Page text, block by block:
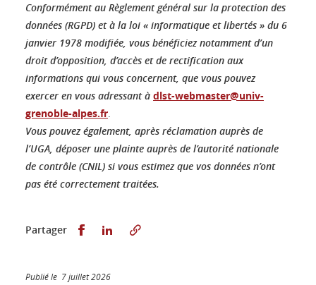
Conformément au Règlement général sur la protection des
données (RGPD) et à la loi « informatique et libertés » du 6
janvier 1978 modifiée, vous bénéficiez notamment d’un
droit d’opposition, d’accès et de rectification aux
informations qui vous concernent, que vous pouvez
exercer en vous adressant à dlst-webmaster@univ-
grenoble-alpes.fr.
Vous pouvez également, après réclamation auprès de
l’UGA, déposer une plainte auprès de l’autorité nationale
de contrôle (CNIL) si vous estimez que vos données n’ont
pas été correctement traitées.
Partager Partager sur Facebook
Partager sur LinkedIn
Publié le 7 juillet 2026